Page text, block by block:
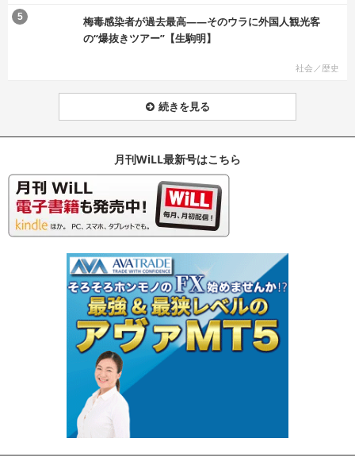
梅毒感染者が過去最高――そのウラに外国人観光客
の“爆抜きツアー”【生駒明】
社会／歴史
5
続きを見る
月刊WiLL最新号はこちら